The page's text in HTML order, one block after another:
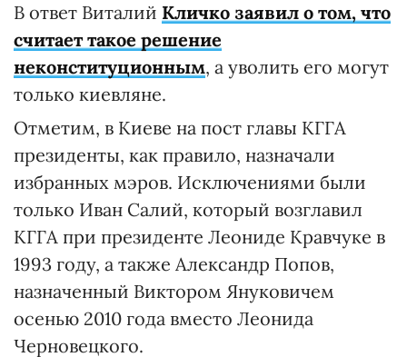
В ответ Виталий Кличко заявил о том, что
считает такое решение
неконституционным, а уволить его могут
только киевляне.
Отметим, в Киеве на пост главы КГГА
президенты, как правило, назначали
избранных мэров. Исключениями были
только Иван Салий, который возглавил
КГГА при президенте Леониде Кравчуке в
1993 году, а также Александр Попов,
назначенный Виктором Януковичем
осенью 2010 года вместо Леонида
Черновецкого.